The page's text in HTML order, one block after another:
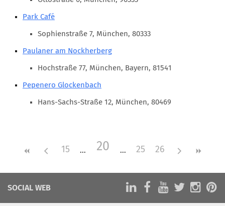
Marketing Pioniere im BVMC
CLUB-KOMMUNIKATION
Newsletter
Clubmagazin
MCM Club TV
MITGLIEDSCHAFT
Park Café
Sophienstraße 7, München, 80333
Paulaner am Nockherberg
Hochstraße 77, München, Bayern, 81541
Pepenero Glockenbach
Hans-Sachs-Straße 12, München, 80469
15 20 25 26
SOCIAL WEB